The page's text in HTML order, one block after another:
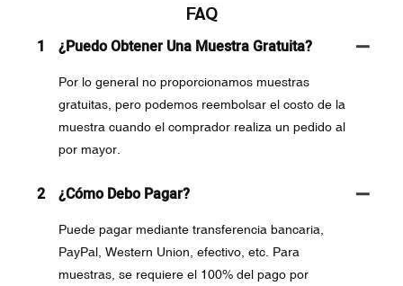
FAQ
1 ¿Puedo Obtener Una Muestra Gratuita?
Por lo general no proporcionamos muestras
gratuitas, pero podemos reembolsar el costo de la
muestra cuando el comprador realiza un pedido al
por mayor.
2 ¿Cómo Debo Pagar?
Puede pagar mediante transferencia bancaria,
PayPal, Western Union, efectivo, etc. Para
muestras, se requiere el 100% del pago por